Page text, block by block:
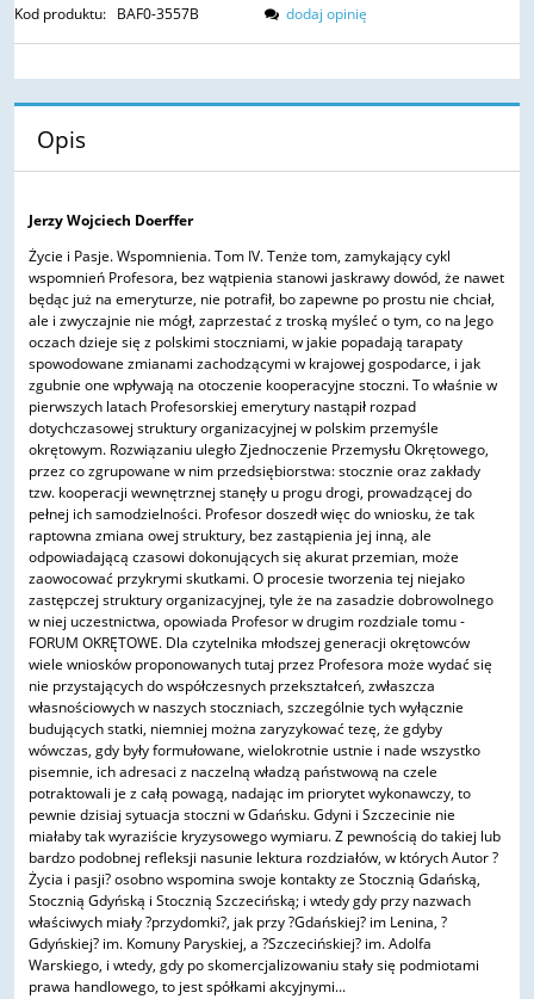
Kod produktu: BAF0-3557B
dodaj opinię
Opis
Jerzy Wojciech Doerffer
Życie i Pasje. Wspomnienia. Tom IV. Tenże tom, zamykający cykl
wspomnień Profesora, bez wątpienia stanowi jaskrawy dowód, że nawet
będąc już na emeryturze, nie potrafił, bo zapewne po prostu nie chciał,
ale i zwyczajnie nie mógł, zaprzestać z troską myśleć o tym, co na Jego
oczach dzieje się z polskimi stoczniami, w jakie popadają tarapaty
spowodowane zmianami zachodzącymi w krajowej gospodarce, i jak
zgubnie one wpływają na otoczenie kooperacyjne stoczni. To właśnie w
pierwszych latach Profesorskiej emerytury nastąpił rozpad
dotychczasowej struktury organizacyjnej w polskim przemyśle
okrętowym. Rozwiązaniu uległo Zjednoczenie Przemysłu Okrętowego,
przez co zgrupowane w nim przedsiębiorstwa: stocznie oraz zakłady
tzw. kooperacji wewnętrznej stanęły u progu drogi, prowadzącej do
pełnej ich samodzielności. Profesor doszedł więc do wniosku, że tak
raptowna zmiana owej struktury, bez zastąpienia jej inną, ale
odpowiadającą czasowi dokonujących się akurat przemian, może
zaowocować przykrymi skutkami. O procesie tworzenia tej niejako
zastępczej struktury organizacyjnej, tyle że na zasadzie dobrowolnego
w niej uczestnictwa, opowiada Profesor w drugim rozdziale tomu -
FORUM OKRĘTOWE. Dla czytelnika młodszej generacji okrętowców
wiele wniosków proponowanych tutaj przez Profesora może wydać się
nie przystających do współczesnych przekształceń, zwłaszcza
własnościowych w naszych stoczniach, szczególnie tych wyłącznie
budujących statki, niemniej można zaryzykować tezę, że gdyby
wówczas, gdy były formułowane, wielokrotnie ustnie i nade wszystko
pisemnie, ich adresaci z naczelną władzą państwową na czele
potraktowali je z całą powagą, nadając im priorytet wykonawczy, to
pewnie dzisiaj sytuacja stoczni w Gdańsku. Gdyni i Szczecinie nie
miałaby tak wyraziście kryzysowego wymiaru. Z pewnością do takiej lub
bardzo podobnej refleksji nasunie lektura rozdziałów, w których Autor ?
Życia i pasji? osobno wspomina swoje kontakty ze Stocznią Gdańską,
Stocznią Gdyńską i Stocznią Szczecińską; i wtedy gdy przy nazwach
właściwych miały ?przydomki?, jak przy ?Gdańskiej? im Lenina, ?
Gdyńskiej? im. Komuny Paryskiej, a ?Szczecińskiej? im. Adolfa
Warskiego, i wtedy, gdy po skomercjalizowaniu stały się podmiotami
prawa handlowego, to jest spółkami akcyjnymi...